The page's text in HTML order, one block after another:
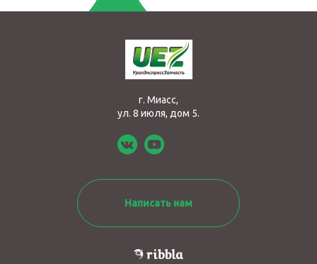
г. Миасс,
ул. 8 июля, дом 5.
Написать нам